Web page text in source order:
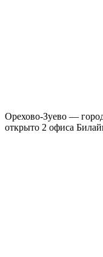
Орехово-Зуево —
открыто 2 офиса